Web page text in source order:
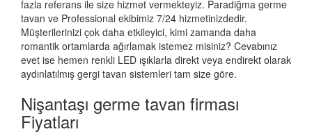
fazla referans ile size hizmet vermekteyiz. Paradiğma germe
tavan ve Professional ekibimiz 7/24 hizmetinizdedir.
Müşterilerinizi çok daha etkileyici, kimi zamanda daha
romantik ortamlarda ağırlamak istemez misiniz? Cevabınız
evet ise hemen renkli LED ışıklarla direkt veya endirekt olarak
aydınlatılmış gergi tavan sistemleri tam size göre.
Nişantaşı germe tavan firması
Fiyatları